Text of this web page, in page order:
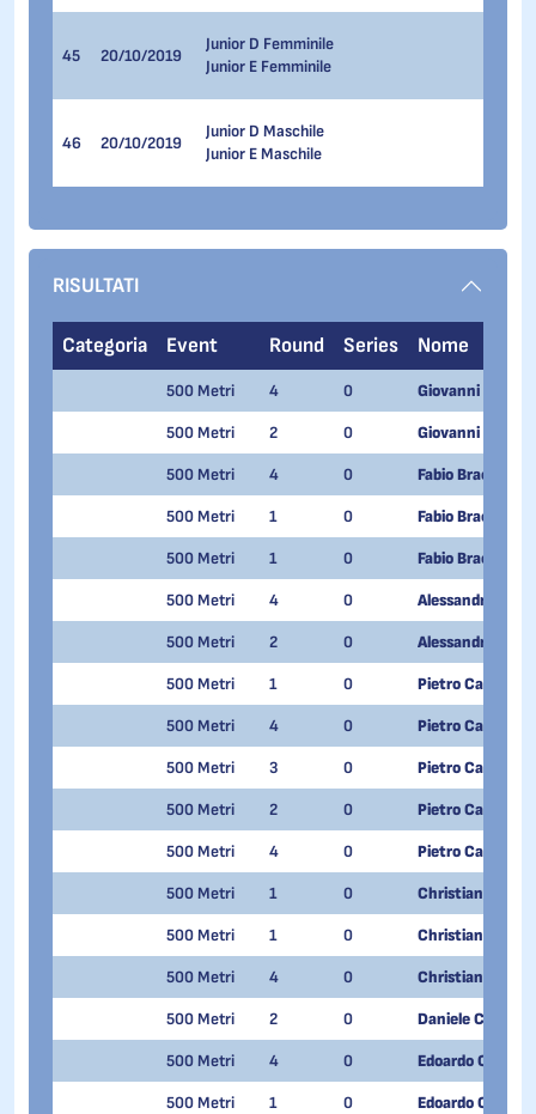
45 20/10/2019
Junior D Femminile
Junior E Femminile
46 20/10/2019
Junior D Maschile
Junior E Maschile
RISULTATI
Categoria Event Round Series Nome
500 Metri 4 0 Giovanni
500 Metri 2 0 Giovanni
500 Metri 4 0 Fabio Bracchi
500 Metri 1 0 Fabio Bracchi
500 Metri 1 0 Fabio Bracchi
500 Metri 4 0 Alessandro
500 Metri 2 0 Alessandro
500 Metri 1 0 Pietro
500 Metri 4 0 Pietro
500 Metri 3 0 Pietro
500 Metri 2 0 Pietro
500 Metri 4 0 Pietro
500 Metri 1 0 Christian
500 Metri 1 0 Christian
500 Metri 4 0 Christian
500 Metri 2 0 Daniele Cola
500 Metri 4 0 Edoardo Colturi
500 Metri 1 0 Edoardo Colturi